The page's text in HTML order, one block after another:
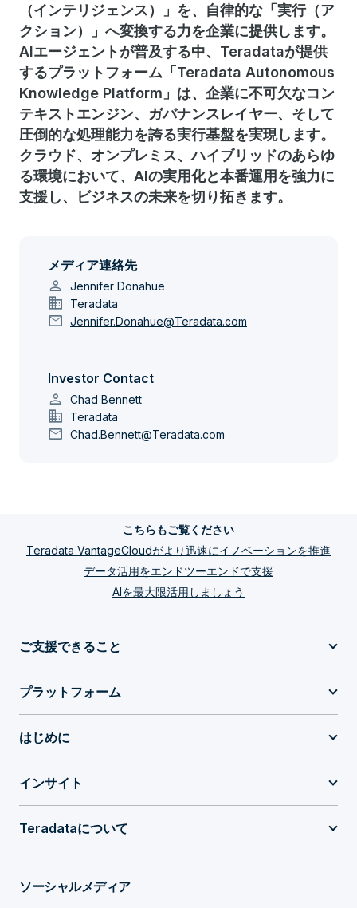
（インテリジェンス）」を、自律的な「実行（ア
クション）」へ変換する力を企業に提供します。
AIエージェントが普及する中、Teradataが提供
するプラットフォーム「Teradata Autonomous
Knowledge Platform」は、企業に不可欠なコン
テキストエンジン、ガバナンスレイヤー、そして
圧倒的な処理能力を誇る実行基盤を実現します。
クラウド、オンプレミス、ハイブリッドのあらゆ
る環境において、AIの実用化と本番運用を強力に
支援し、ビジネスの未来を切り拓きます。
メディア連絡先
person Jennifer Donahue
domain Teradata
mail Jennifer.Donahue@Teradata.com
Investor Contact
person Chad Bennett
domain Teradata
mail Chad.Bennett@Teradata.com
こちらもご覧ください
Teradata VantageCloudがより迅速にイノベーションを推進
データ活用をエンドツーエンドで支援
AIを最大限活用しましょう
ご支援できること
プラットフォーム
はじめに
インサイト
Teradataについて
ソーシャルメディア